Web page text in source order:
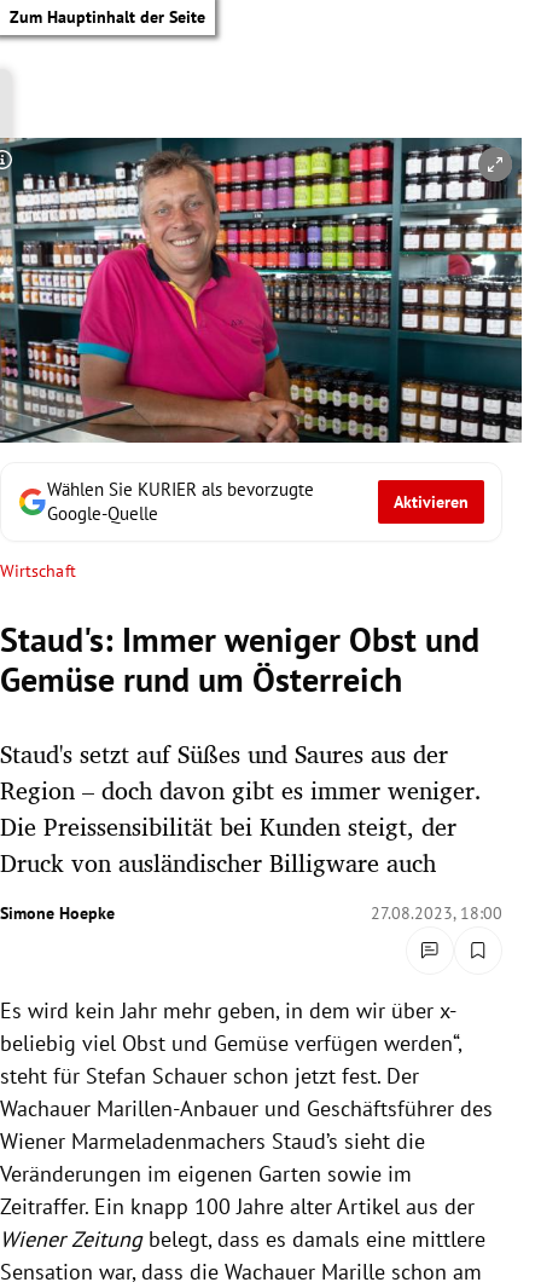
Zum Hauptinhalt der Seite
Untermenü
Untermenü
Untermenü
Untermenü
Untermenü
Untermenü
Untermenü
Untermenü
Untermenü
Wählen Sie KURIER als bevorzugte
Google-Quelle
Aktivieren
Wirtschaft
Staud's: Immer weniger Obst und
Gemüse rund um Österreich
Staud's setzt auf Süßes und Saures aus der
Region – doch davon gibt es immer weniger.
Die Preissensibilität bei Kunden steigt, der
Druck von ausländischer Billigware auch
Simone Hoepke 27.08.2023, 18:00
Copyright-Hinweis öffnen/schließen
Es wird kein Jahr mehr geben, in dem wir über x-
beliebig viel Obst und Gemüse verfügen werden“,
steht für Stefan Schauer schon jetzt fest. Der
Wachauer Marillen-Anbauer und Geschäftsführer des
Wiener Marmeladenmachers Staud’s sieht die
Veränderungen im eigenen Garten sowie im
Zeitraffer. Ein knapp 100 Jahre alter Artikel aus der
Wiener Zeitung belegt, dass es damals eine mittlere
Sensation war, dass die Wachauer Marille schon am